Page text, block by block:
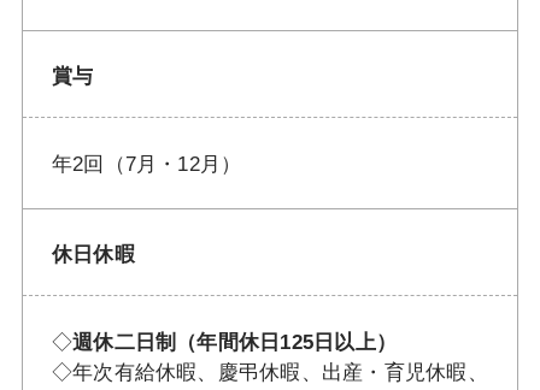
賞与
年2回（7月・12月）
休日休暇
◇週休二日制（年間休日125日以上）
◇年次有給休暇、慶弔休暇、出産・育児休暇、